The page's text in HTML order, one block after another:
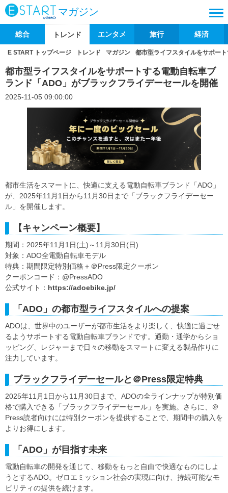
マガジン
総合 トレンド エンタメ 旅行 経済
E START トップページ トレンド マガジン 都市型ライフスタイルをサポー
都市型ライフスタイルをサポートする電動自転車ブ
ランド「ADO」がブラックフライデーセールを開催
2025-11-05 09:00:00
都市生活をスマートに、快適に支える電動自転車ブランド「ADO」
が、2025年11月1日から11月30日まで「ブラックフライデーセー
ル」を開催します。
【キャンペーン概要】
期間：2025年11月1日(土)～11月30日(日)
対象：ADO全電動自転車モデル
特典：期間限定特別価格＋＠Press限定クーポン
クーポンコード：@PressADO
公式サイト： https://adoebike.jp/
「ADO」の都市型ライフスタイルへの提案
ADOは、世界中のユーザーが都市生活をより楽しく、快適に過ごせ
るようサポートする電動自転車ブランドです。通勤・通学からショ
ッピング、レジャーまで日々の移動をスマートに変える製品作りに
注力しています。
ブラックフライデーセールと＠Press限定特典
2025年11月1日から11月30日まで、ADOの全ラインナップが特別価
格で購入できる「ブラックフライデーセール」を実施。さらに、＠
Press読者向けには特別クーポンを提供することで、期間中の購入を
よりお得にします。
「ADO」が目指す未来
電動自転車の開発を通じて、移動をもっと自由で快適なものにしよ
うとするADO。ゼロエミッション社会の実現に向け、持続可能なモ
ビリティの提供を続けます。